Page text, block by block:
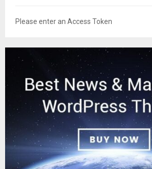
Please enter an Access Token